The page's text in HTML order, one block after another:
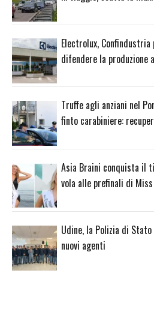
Electrolux,
difendere la produzione
Truffe agli anziani nel
finto carabiniere:
Asia Braini conquista il
vola alle prefinali di
Udine, la Polizia di
nuovi agenti